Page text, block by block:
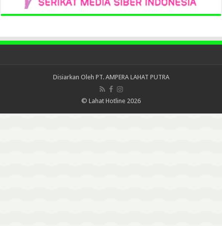
Disiarkan Oleh PT. AMPERA LAHAT PUTRA
© Lahat Hotline 2026